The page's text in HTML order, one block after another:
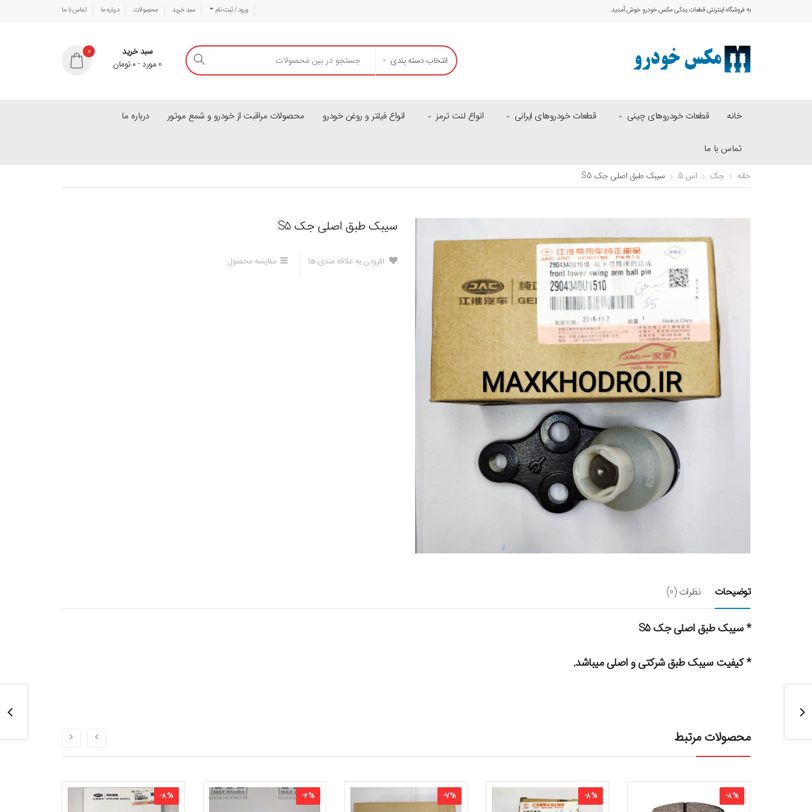
به فروشگاه اینترنتی قطعات یدکی مکس خودرو خوش آمدید. ورود / ثبت نام سبد خرید محصولات درباره ما تماس با ما
انتخاب دسته بندی
0
سبد خرید
0مورد-۰ تومان
خانه قطعات خودروهای چینی قطعات خودروهای ایرانی انواع لنت ترمز انواع فیلتر و روغن خودرو محصولات مراقبت از خودرو و شمع موتور درباره ما
تماس با ما
خانه جک اس 5 سیبک طبق اصلی جک S5
سیبک طبق اصلی جک S5
افزودن به علاقه مندی ها مقایسه محصول
توضیحات نظرات (0)
* سیبک طبق اصلی جک S5
* کیفیت سیبک طبق شرکتی و اصلی میباشد.
محصولات مرتبط
-8%
-8%
-7%
-6%
-8%